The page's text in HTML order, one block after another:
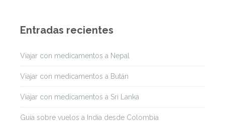
Entradas recientes
Viajar con medicamentos a Nepal
Viajar con medicamentos a Bután
Viajar con medicamentos a Sri Lanka
Guía sobre vuelos a India desde Colombia